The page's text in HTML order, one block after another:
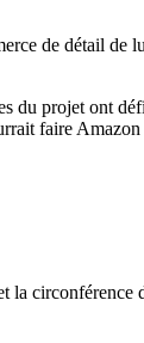
de détail de
du projet ont
faire
circonférence